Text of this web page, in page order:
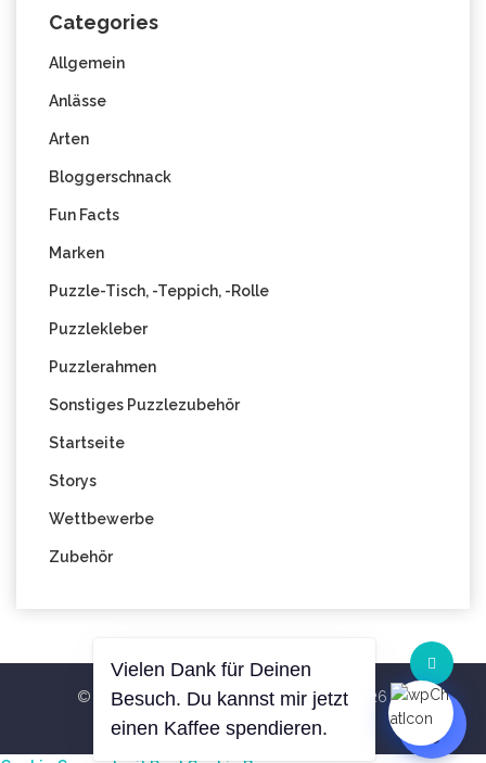
Categories
Allgemein
Anlässe
Arten
Bloggerschnack
Fun Facts
Marken
Puzzle-Tisch, -Teppich, -Rolle
Puzzlekleber
Puzzlerahmen
Sonstiges Puzzlezubehör
Startseite
Storys
Wettbewerbe
Zubehör
© All Right Reserved Blog PuzzleWelt 2026
ThemeHemila ByRS WP THEMES
Vielen Dank für Deinen
einen Kaffee spendieren.